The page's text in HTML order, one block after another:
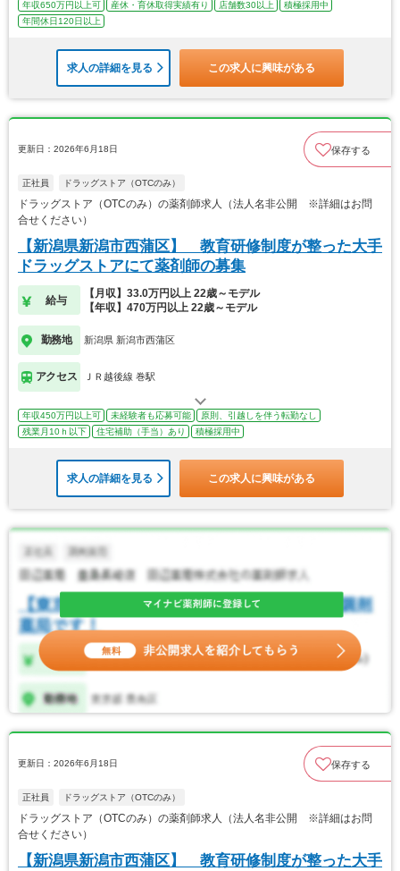
年収650万円以上可 産休・育休取得実績有り 店舗数30以上
積極採用中
年間休日120日以上
求人の詳細を見る この求人に興味がある
更新日：2026年6月18日 保存する
正社員 ドラッグストア（OTCのみ）
ドラッグストア（OTCのみ）の薬剤師求人（法人名非公開 ※詳細はお問
合せください）
【新潟県新潟市西蒲区】 教育研修制度が整った大手
ドラッグストアにて薬剤師の募集
給与
【月収】33.0万円以上 22歳～モデル
【年収】470万円以上 22歳～モデル
勤務地 新潟県 新潟市西蒲区
アクセス ＪＲ越後線 巻駅
年収450万円以上可 未経験者も応募可能
原則、引越しを伴う転勤なし
残業月10ｈ以下
住宅補助（手当）あり 積極採用中
求人の詳細を見る この求人に興味がある
更新日：2026年6月18日 保存する
正社員 ドラッグストア（OTCのみ）
ドラッグストア（OTCのみ）の薬剤師求人（法人名非公開 ※詳細はお問
合せください）
【新潟県新潟市西蒲区】 教育研修制度が整った大手